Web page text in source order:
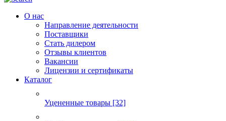
О нас
Направление деятельности
Поставщики
Стать дилером
Отзывы клиентов
Вакансии
Лицензии и сертификаты
Каталог
Уцененные товары [32]